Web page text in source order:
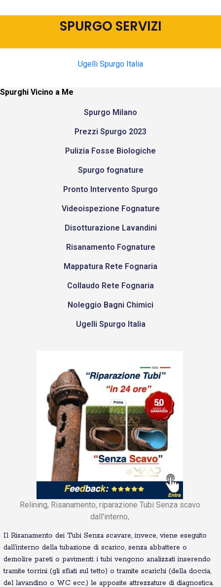
SPURGO SERVIZI
Ugelli Spurgo Italia
Spurghi Vicino a Me
Spurgo Milano
Prezzi Spurgo 2023
Pulizia Fosse Biologiche
Spurgo fognature
Pronto Intervento Spurgo
Videoispezione Fognature
Disotturazione Lavandini
Risanamento Fognature
Mappatura Rete Fognaria
Collaudo Rete Fognaria
Noleggio Bagni Chimici
Ugelli Spurgo Italia
Relining, Risanamento, riparazione Tubi Senza scavo
dall'interno,
Il Risanamento dei Tubi Senza scavare, invece, viene eseguito
dall’interno della tubazione di scarico, senza abbattere o
demolire pareti o pavimenti: i tubi vengono analizzati inserendo
tramite torrini (gli sfiati sul tetto) o tramite scarichi (della doccia,
del lavandino o WC ecc.) le apposite attrezzature di diagnostica.